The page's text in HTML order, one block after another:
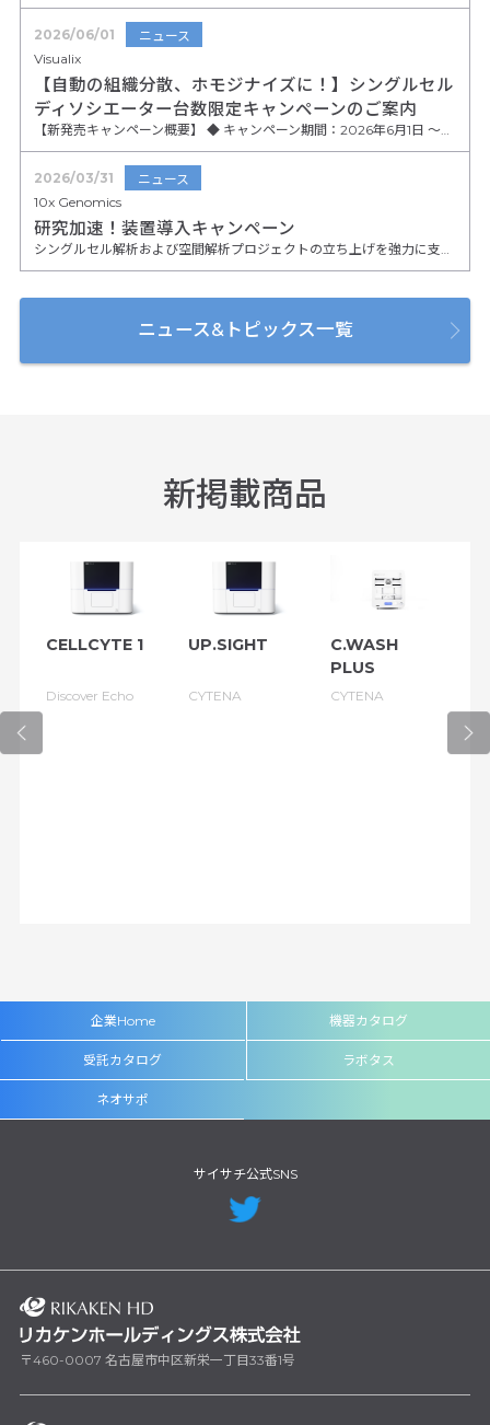
2026/06/01
ニュース
Visualix
【自動の組織分散、ホモジナイズに！】シングルセル
ディソシエーター台数限定キャンペーンのご案内
2026/03/31
ニュース
10x Genomics
研究加速！装置導入キャンペーン
ニュース&トピックス一覧
新掲載商品
CELLCYTE 1
Discover Echo
UP.SIGHT
CYTENA
C.WASH
PLUS
CYTENA
企業Home 機器カタログ
受託カタログ ラボタス
ネオサポ
サイサチ公式SNS
〒460-0007 名古屋市中区新栄一丁目33番1号